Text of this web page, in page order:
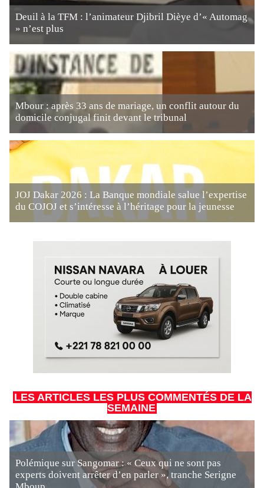
Deuil à la TFM : l’animateur Djibril Dièye d’« Automag
» n’est plus
Mbour : après 33 ans de mariage, un conflit autour du
domicile conjugal finit devant le tribunal
JOJ Dakar 2026 : La Banque mondiale salue l’expertise
du COJOJ et s’intéresse à l’héritage pour la jeunesse
LES ARTICLES LES PLUS COMMENTÉS DE LA
SEMAINE
Polémique sur Sangomar : « Ceux qui ne sont pas
experts doivent arrêter d’en parler », tranche Serigne